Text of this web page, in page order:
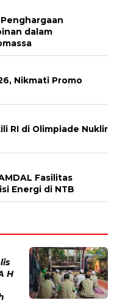
dalam
Nikmati Promo
RI di Olimpiade Nuklir
Fasilitas
Energi di NTB
H